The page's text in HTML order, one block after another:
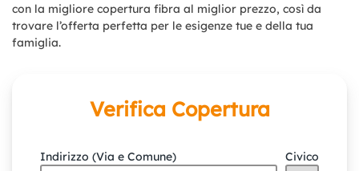
con la migliore copertura fibra al miglior prezzo, così da
trovare l’offerta perfetta per le esigenze tue e della tua
famiglia.
Verifica Copertura
Indirizzo (Via e Comune) Civico